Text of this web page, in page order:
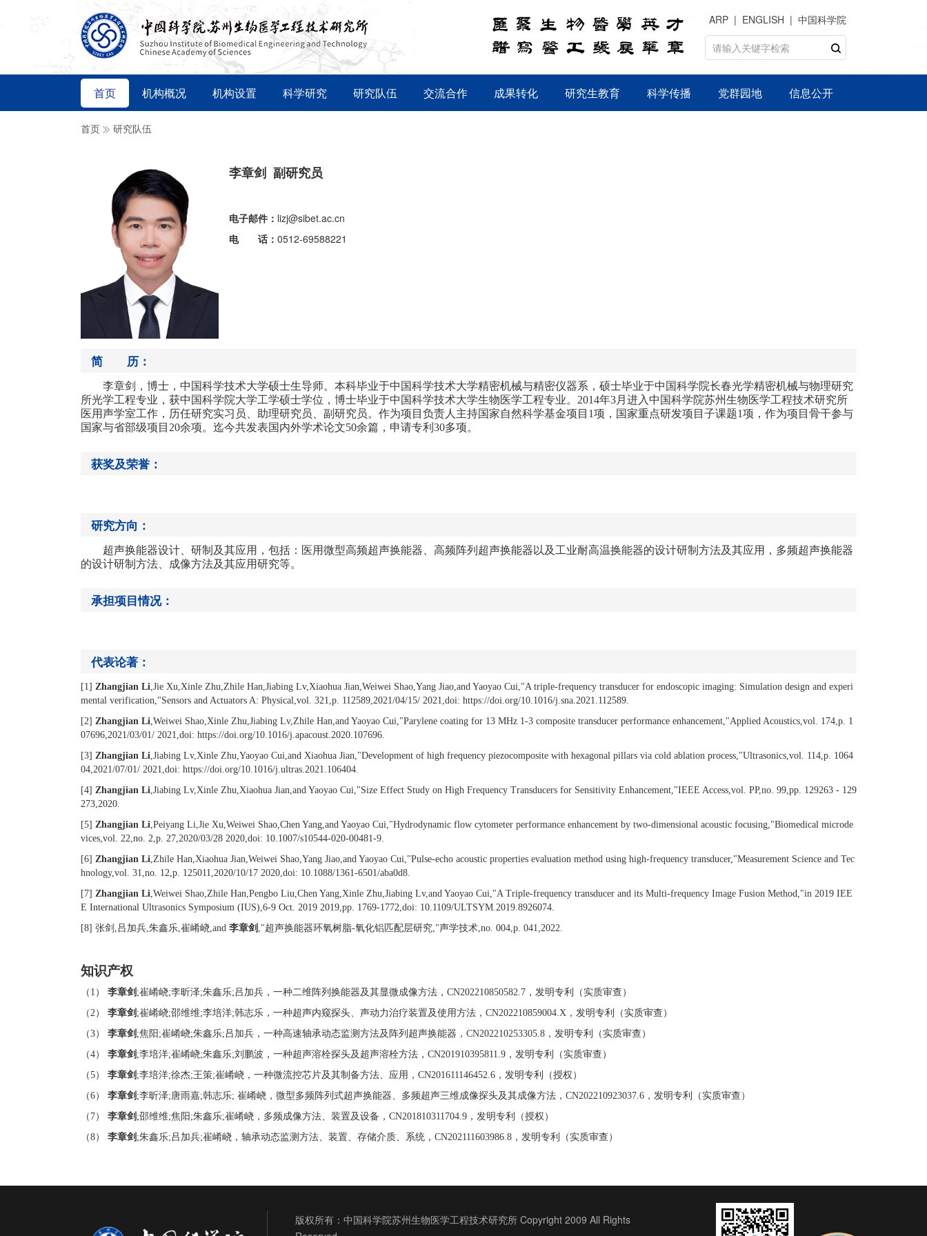
ARP ENGLISH 中国科学院
首页 机构概况 机构设置 科学研究 研究队伍 交流合作 成果转化 研究生教育 科学传播 党群园地 信息公开
首页 研究队伍
李章剑 副研究员
电子邮件： lizj@sibet.ac.cn
电 话： 0512-69588221
简 历：
李章剑，博士，中国科学技术大学硕士生导师。本科毕业于中国科学技术大学精密机械与精密仪器系，硕士毕业于中国科学院长春光学精密机械与物理研究
所光学工程专业，获中国科学院大学工学硕士学位，博士毕业于中国科学技术大学生物医学工程专业。 2014年3月进入中国科学院苏州生物医学工程技术研究所
医用声学室工作，历任研究实习员、助理研究员、副研究员。作为项目负责人主持国家自然科学基金项目 1项，国家重点研发项目子课题1项，作为项目骨干参与
国家与省部级项目 20余项。迄今共发表国内外学术论文50余篇，申请专利 30多项。
获奖及荣誉：
研究方向：
超声换能器设计、研制及其应用，包括：医用微型高频超声换能器、高频阵列超声换能器以及工业耐高温换能器的设计研制方法及其应用，多频超声换能器
的设计研制方法、成像方法及其应用研究等。
承担项目情况：
代表论著：
[1] Zhangjian Li,Jie Xu,Xinle Zhu,Zhile Han,Jiabing Lv,Xiaohua Jian,Weiwei Shao,Yang Jiao,and Yaoyao Cui,"A triple-frequency transducer for endoscopic imaging: Simulation design and experi
mental verification,"Sensors and Actuators A: Physical,vol. 321,p. 112589,2021/04/15/ 2021,doi: https://doi.org/10.1016/j.sna.2021.112589.
[2] Zhangjian Li,Weiwei Shao,Xinle Zhu,Jiabing Lv,Zhile Han,and Yaoyao Cui,"Parylene coating for 13 MHz 1-3 composite transducer performance enhancement,"Applied Acoustics,vol. 174,p. 1
07696,2021/03/01/ 2021,doi: https://doi.org/10.1016/j.apacoust.2020.107696.
[3] Zhangjian Li,Jiabing Lv,Xinle Zhu,Yaoyao Cui,and Xiaohua Jian,"Development of high frequency piezocomposite with hexagonal pillars via cold ablation process,"Ultrasonics,vol. 114,p. 1064
04,2021/07/01/ 2021,doi: https://doi.org/10.1016/j.ultras.2021.106404.
[4] Zhangjian Li,Jiabing Lv,Xinle Zhu,Xiaohua Jian,and Yaoyao Cui,"Size Effect Study on High Frequency Transducers for Sensitivity Enhancement,"IEEE Access,vol. PP,no. 99,pp. 129263 - 129
273,2020.
[5] Zhangjian Li,Peiyang Li,Jie Xu,Weiwei Shao,Chen Yang,and Yaoyao Cui,"Hydrodynamic flow cytometer performance enhancement by two-dimensional acoustic focusing,"Biomedical microde
vices,vol. 22,no. 2,p. 27,2020/03/28 2020,doi: 10.1007/s10544-020-00481-9.
[6] Zhangjian Li,Zhile Han,Xiaohua Jian,Weiwei Shao,Yang Jiao,and Yaoyao Cui,"Pulse-echo acoustic properties evaluation method using high-frequency transducer,"Measurement Science and Tec
hnology,vol. 31,no. 12,p. 125011,2020/10/17 2020,doi: 10.1088/1361-6501/aba0d8.
[7] Zhangjian Li,Weiwei Shao,Zhile Han,Pengbo Liu,Chen Yang,Xinle Zhu,Jiabing Lv,and Yaoyao Cui,"A Triple-frequency transducer and its Multi-frequency Image Fusion Method,"in 2019 IEE
E International Ultrasonics Symposium (IUS),6-9 Oct. 2019 2019,pp. 1769-1772,doi: 10.1109/ULTSYM.2019.8926074.
[8] 张剑 , 吕加兵,朱鑫乐,崔崤峣,and 李章剑 ,"超声换能器环氧树脂-氧化铝匹配层研究,"声学技术,no. 004,p. 041,2022.
知识产权
（1） 李章剑 ;崔崤峣;李昕泽;朱鑫乐; 吕加兵，一种二维阵列换能器及其显微成像方法， CN202210850582.7 ，发明专利（实质审查）
（2） 李章剑 ;崔崤峣;邵维维;李培洋;韩志乐，一种超声内窥探头、声动力治疗装置及使用方法， CN202210859004.X ，发明专利（实质审查）
（3） 李章剑 ;焦阳 ;崔崤峣;朱鑫乐; 吕加兵，一种高速轴承动态监测方法及阵列超声换能器， CN202210253305.8 ，发明专利（实质审查）
（4） 李章剑 ;李培洋;崔崤峣;朱鑫乐;刘鹏波，一种超声溶栓探头及超声溶栓方法， CN201910395811.9 ，发明专利（实质审查）
（5） 李章剑 ;李培洋;徐杰;王策;崔崤峣，一种微流控芯片及其制备方法、应用， CN201611146452.6 ，发明专利（授权）
（6） 李章剑 ;李昕泽;唐雨嘉;韩志乐; 崔崤峣，微型多频阵列式超声换能器、多频超声三维成像探头及其成像方法， CN202210923037.6 ，发明专利（实质审查）
（7） 李章剑 ;邵维维;焦阳 ;朱鑫乐;崔崤峣，多频成像方法、装置及设备， CN201810311704.9 ，发明专利（授权）
（8） 李章剑 ;朱鑫乐; 吕加兵;崔崤峣，轴承动态监测方法、装置、存储介质、系统， CN202111603986.8 ，发明专利（实质审查）
版权所有：中国科学院苏州生物医学工程技术研究所 Copyright 2009 All Rights